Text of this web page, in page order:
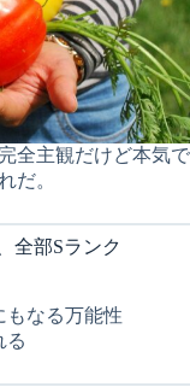
全主観だけど本気で
だ。
全部Sランク
もなる万能性
る